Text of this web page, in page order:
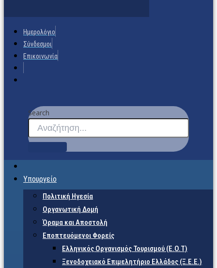
Ημερολόγιο
Σύνδεσμοι
Επικοινωνία
Search
Υπουργείο
Πολιτική Ηγεσία
Οργανωτική Δομή
Όραμα και Αποστολή
Εποπτευόμενοι Φορείς
Eλληνικός Οργανισμός Τουρισμού (Ε.Ο.Τ)
Ξενοδοχειακό Επιμελητήριο Ελλάδος (Ξ.Ε.Ε.)